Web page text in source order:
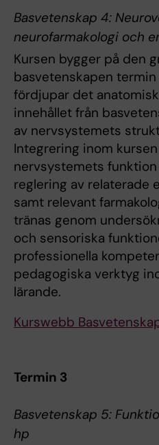
Basvetenskap 4:
neurofarmakologi och
Kursen bygger på den
basvetenskapen
fördjupar det
innehållet från
av nervsystemets
Integrering inom
nervsystemets
reglering av relaterade
samt relevant
tränas genom
och sensoriska
professionella
pedagogiska verktyg
lärande.
Kurswebb
Termin 3
Basvetenskap 5:
hp